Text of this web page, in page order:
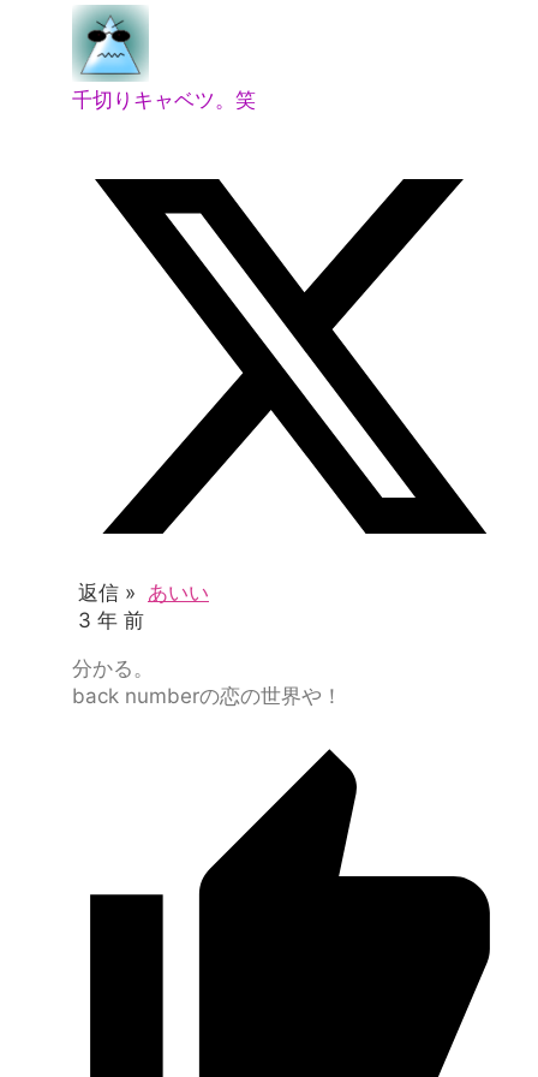
千切りキャベツ。笑
返信 » あいい
3 年 前
分かる。
back numberの恋の世界や！